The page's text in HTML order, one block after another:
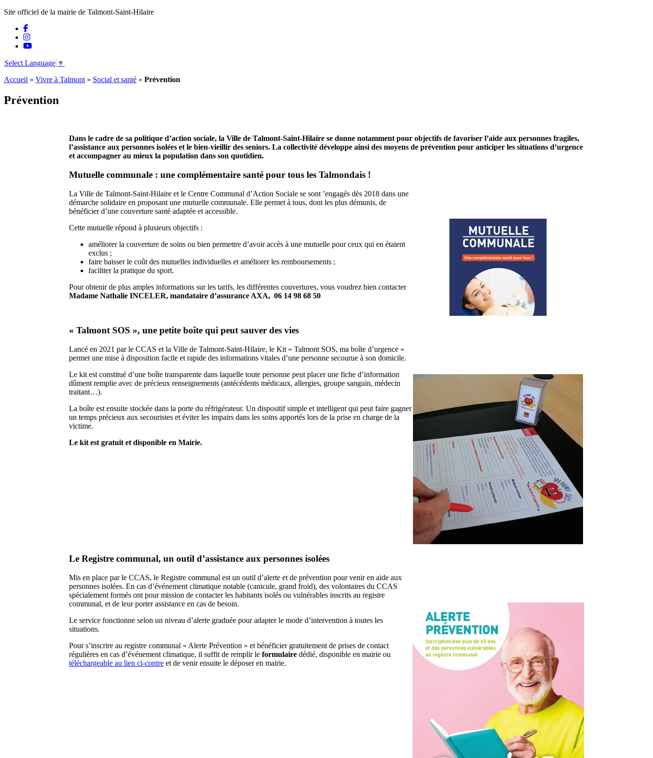
Site officiel de la mairie de Talmont-Saint-Hilaire
Select Language ▼
Accueil » Vivre à Talmont » Social et santé » Prévention
Prévention
Dans le cadre de sa politique d’action sociale, la Ville de Talmont-Saint-Hilaire se donne notamment pour objectifs de favoriser l’aide aux personnes fragiles,
l’assistance aux personnes isolées et le bien-vieillir des seniors. La collectivité développe ainsi des moyens de prévention pour anticiper les situations d’urgence
et accompagner au mieux la population dans son quotidien.
Mutuelle communale : une complémentaire santé pour tous les Talmondais !
La Ville de Talmont-Saint-Hilaire et le Centre Communal d’Action Sociale se sont ’engagés dès 2018 dans une
démarche solidaire en proposant une mutuelle communale. Elle permet à tous, dont les plus démunis, de
bénéficier d’une couverture santé adaptée et accessible.
Cette mutuelle répond à plusieurs objectifs :
améliorer la couverture de soins ou bien permettre d’avoir accès à une mutuelle pour ceux qui en étaient
exclus ;
faire baisser le coût des mutuelles individuelles et améliorer les remboursements ;
faciliter la pratique du sport.
Pour obtenir de plus amples informations sur les tarifs, les différentes couvertures, vous voudrez bien contacter
Madame Nathalie INCELER, mandataire d’assurance AXA, 06 14 98 68 50
« Talmont SOS », une petite boîte qui peut sauver des vies
Lancé en 2021 par le CCAS et la Ville de Talmont-Saint-Hilaire, le Kit « Talmont SOS, ma boîte d’urgence »
permet une mise à disposition facile et rapide des informations vitales d’une personne secourue à son domicile.
Le kit est constitué d’une boîte transparente dans laquelle toute personne peut placer une fiche d’information
dûment remplie avec de précieux renseignements (antécédents médicaux, allergies, groupe sanguin, médecin
traitant…).
La boîte est ensuite stockée dans la porte du réfrigérateur. Un dispositif simple et intelligent qui peut faire gagner
un temps précieux aux secouristes et éviter les impairs dans les soins apportés lors de la prise en charge de la
victime.
Le kit est gratuit et disponible en Mairie.
Le Registre communal, un outil d’assistance aux personnes isolées
Mis en place par le CCAS, le Registre communal est un outil d’alerte et de prévention pour venir en aide aux
personnes isolées. En cas d’événement climatique notable (canicule, grand froid), des volontaires du CCAS
spécialement formés ont pour mission de contacter les habitants isolés ou vulnérables inscrits au registre
communal, et de leur porter assistance en cas de besoin.
Le service fonctionne selon un niveau d’alerte graduée pour adapter le mode d’intervention à toutes les
situations.
Pour s’inscrire au registre communal « Alerte Prévention » et bénéficier gratuitement de prises de contact
régulières en cas d’événement climatique, il suffit de remplir le formulaire dédié, disponible en mairie ou
téléchargeable au lien ci-contre et de venir ensuite le déposer en mairie.